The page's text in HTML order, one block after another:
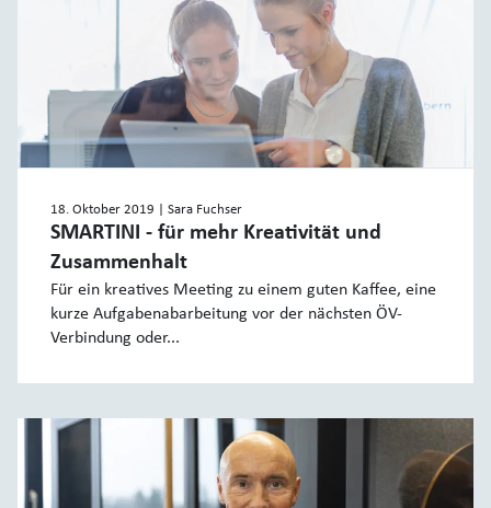
18. Oktober 2019 | Sara Fuchser
SMARTINI - für mehr Kreativität und
Zusammenhalt
Für ein kreatives Meeting zu einem guten Kaffee, eine
kurze Aufgabenabarbeitung vor der nächsten ÖV-
Verbindung oder...